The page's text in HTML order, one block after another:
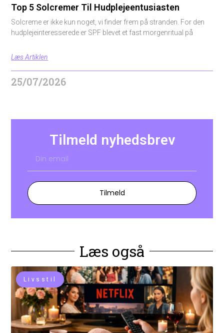
Top 5 Solcremer Til Hudplejeentusiasten
Solcreme er ikke kun noget, vi finder frem på stranden. For den
hudplejeinteresserede er SPF blevet et fast morgenritual på
Læs Artiklen
25/07/2026
Tilmeld nyhedsbrev
Tilmeld
Læs også
Livsstil